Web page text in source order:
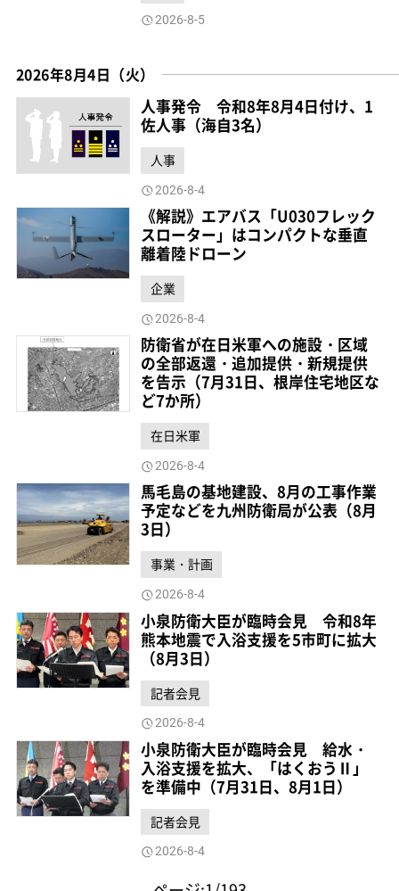
2026-8-5
2026年8月4日（火）
人事発令 令和8年8月4日付け、1
佐人事（海自3名）
人事
2026-8-4
《解説》エアバス「U030フレック
スローター」はコンパクトな垂直
離着陸ドローン
企業
2026-8-4
防衛省が在日米軍への施設・区域
の全部返還・追加提供・新規提供
を告示（7月31日、根岸住宅地区な
ど7か所）
在日米軍
2026-8-4
馬毛島の基地建設、8月の工事作業
予定などを九州防衛局が公表（8月
3日）
事業・計画
2026-8-4
小泉防衛大臣が臨時会見 令和8年
熊本地震で入浴支援を5市町に拡大
（8月3日）
記者会見
2026-8-4
小泉防衛大臣が臨時会見 給水・
入浴支援を拡大、「はくおうⅡ」
を準備中（7月31日、8月1日）
記者会見
2026-8-4